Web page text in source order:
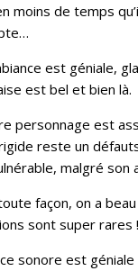
moins de temps
est géniale,
est bel et bien là.
personnage est
reste un
malgré son
façon, on a
sont super rares !
sonore est géniale